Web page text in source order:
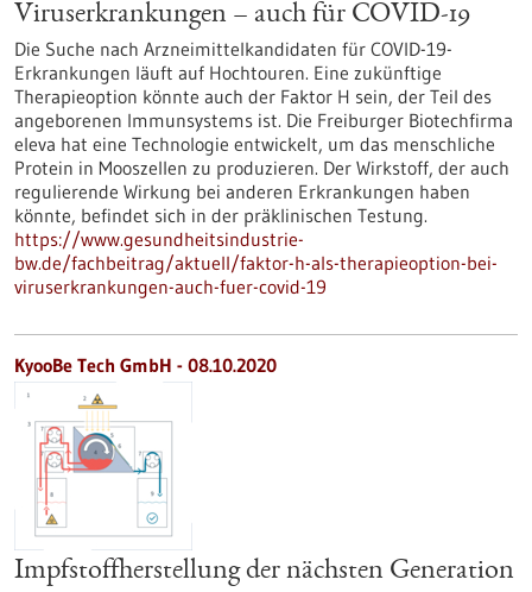
Viruserkrankungen – auch für COVID-19
Die Suche nach Arzneimittelkandidaten für COVID-19-
Erkrankungen läuft auf Hochtouren. Eine zukünftige
Therapieoption könnte auch der Faktor H sein, der Teil des
angeborenen Immunsystems ist. Die Freiburger Biotechfirma
eleva hat eine Technologie entwickelt, um das menschliche
Protein in Mooszellen zu produzieren. Der Wirkstoff, der auch
regulierende Wirkung bei anderen Erkrankungen haben
könnte, befindet sich in der präklinischen Testung.
https://www.gesundheitsindustrie-
bw.de/fachbeitrag/aktuell/faktor-h-als-therapieoption-bei-
viruserkrankungen-auch-fuer-covid-19
KyooBe Tech GmbH - 08.10.2020
Impfstoffherstellung der nächsten Generation